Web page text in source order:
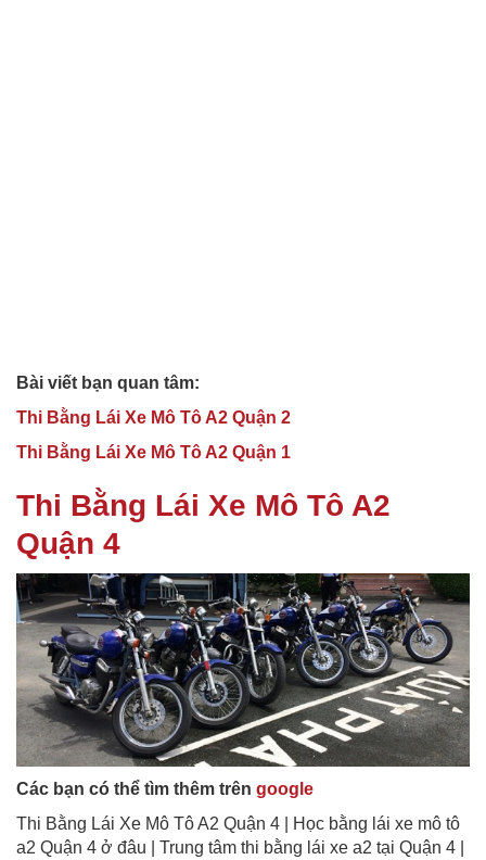
Bài viết bạn quan tâm:
Thi Bằng Lái Xe Mô Tô A2 Quận 2
Thi Bằng Lái Xe Mô Tô A2 Quận 1
Thi Bằng Lái Xe Mô Tô A2
Quận 4
Các bạn có thể tìm thêm trên google
Thi Bằng Lái Xe Mô Tô A2 Quận 4 | Học bằng lái xe mô tô
a2 Quận 4 ở đâu | Trung tâm thi bằng lái xe a2 tại Quận 4 |